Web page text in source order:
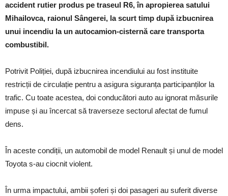
accident rutier produs pe traseul R6, în apropierea satului
Mihailovca, raionul Sângerei, la scurt timp după izbucnirea
unui incendiu la un autocamion-cisternă care transporta
combustibil.
Potrivit Poliției, după izbucnirea incendiului au fost instituite
restricții de circulație pentru a asigura siguranța participanților la
trafic. Cu toate acestea, doi conducători auto au ignorat măsurile
impuse și au încercat să traverseze sectorul afectat de fumul
dens.
În aceste condiții, un automobil de model Renault și unul de model
Toyota s-au ciocnit violent.
În urma impactului, ambii șoferi și doi pasageri au suferit diverse